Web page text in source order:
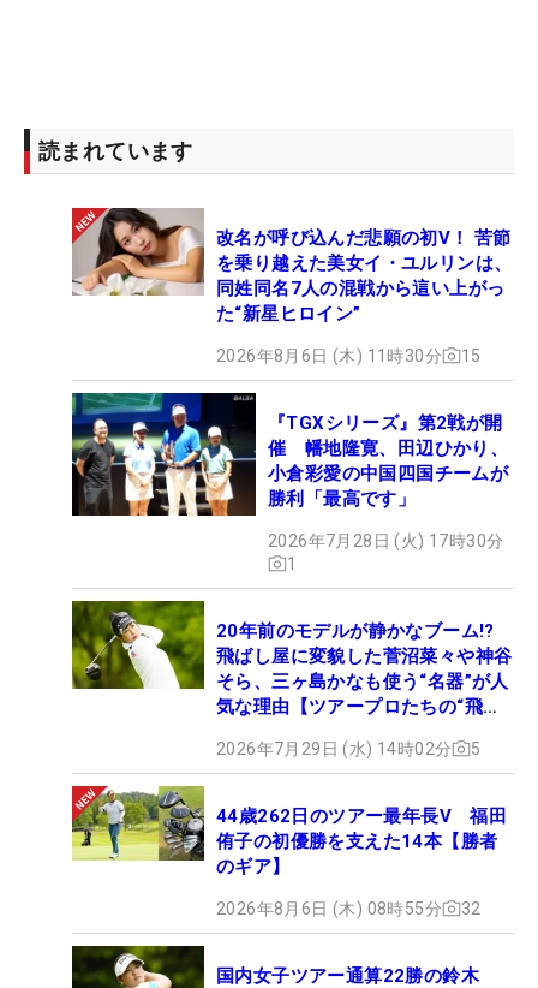
読まれています
改名が呼び込んだ悲願の初V！ 苦節
を乗り越えた美女イ・ユルリンは、
同姓同名7人の混戦から這い上がっ
た“新星ヒロイン”
2026年8月6日 (木) 11時30分 15
『TGXシリーズ』第2戦が開
催 幡地隆寛、田辺ひかり、
小倉彩愛の中国四国チームが
勝利「最高です」
2026年7月28日 (火) 17時30分
1
20年前のモデルが静かなブーム!?
飛ばし屋に変貌した菅沼菜々や神谷
そら、三ヶ島かなも使う“名器”が人
気な理由【ツアープロたちの“飛ば
2026年7月29日 (水) 14時02分 5
44歳262日のツアー最年長V 福田
侑子の初優勝を支えた14本【勝者
のギア】
2026年8月6日 (木) 08時55分 32
国内女子ツアー通算22勝の鈴木